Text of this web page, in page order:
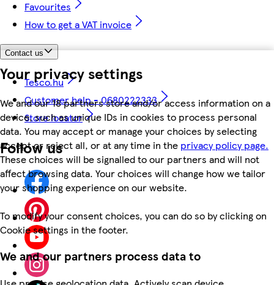
Your privacy settings
We and our 18 partners store and/or access information on a
device, such as unique IDs in cookies to process personal
data. You may accept or manage your choices by selecting
accept or reject all, or at any time in the privacy policy page.
These choices will be signalled to our partners and will not
affect browsing data. Your choices will change how we tailor
your shopping experience on our website.
To modify your consent choices, you can do so by clicking on
Cookie settings in the footer.
We and our partners process data to
Favourites
How to get a VAT invoice
Contact us
Tesco.hu
Customer help - 0680222333
Store locator
Follow us